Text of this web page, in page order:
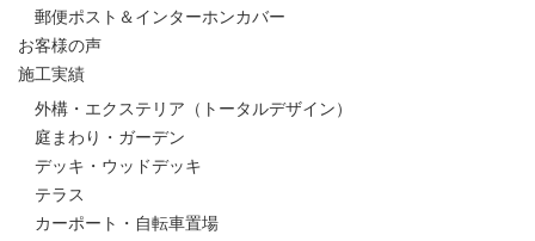
郵便ポスト＆インターホンカバー
お客様の声
施工実績
外構・エクステリア（トータルデザイン）
庭まわり・ガーデン
デッキ・ウッドデッキ
テラス
カーポート・自転車置場